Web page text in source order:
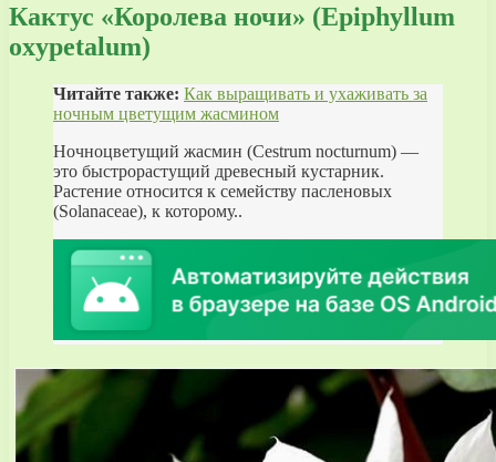
Кактус «Королева ночи» (Epiphyllum
oxypetalum)
Читайте также: Как выращивать и ухаживать за
ночным цветущим жасмином
Ночноцветущий жасмин (Cestrum nocturnum) —
это быстрорастущий древесный кустарник.
Растение относится к семейству пасленовых
(Solanaceae), к которому..